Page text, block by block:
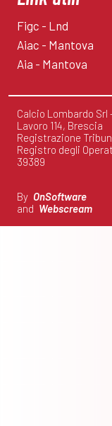
Figc - Lnd
Aiac - Mantova
Aia - Mantova
Calcio Lombardo Srl
Lavoro 114, Brescia
Registrazione
Registro degli
39389
By OnSoftware
and Webscream